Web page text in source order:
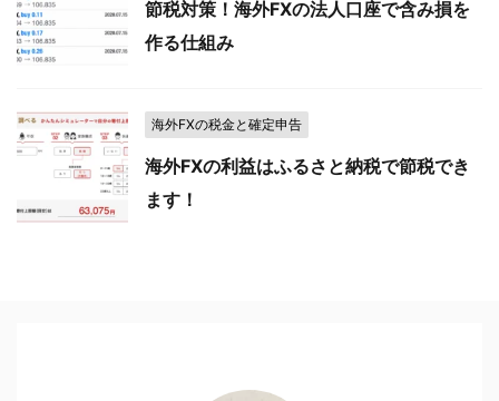
節税対策！海外FXの法人口座で含み損を
作る仕組み
海外FXの税金と確定申告
海外FXの利益はふるさと納税で節税でき
ます！